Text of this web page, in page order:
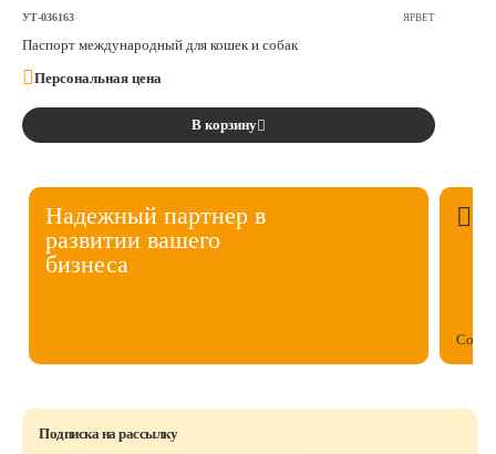
УТ-036163 ЯРВЕТ
Паспорт международный для кошек и собак
Персональная цена
В корзину
Надежный партнер в
развитии вашего
бизнеса
Подписка на рассылку